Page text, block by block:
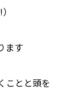
ます
ことと頭を